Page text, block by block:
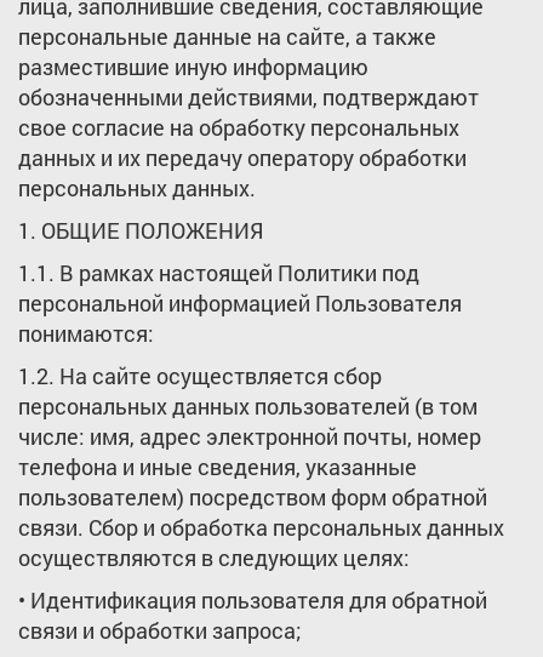
лица, заполнившие сведения, составляющие
персональные данные на сайте, а также
разместившие иную информацию
обозначенными действиями, подтверждают
свое согласие на обработку персональных
данных и их передачу оператору обработки
персональных данных.
1. ОБЩИЕ ПОЛОЖЕНИЯ
1.1. В рамках настоящей Политики под
персональной информацией Пользователя
понимаются:
1.2. На сайте осуществляется сбор
персональных данных пользователей (в том
числе: имя, адрес электронной почты, номер
телефона и иные сведения, указанные
пользователем) посредством форм обратной
связи. Сбор и обработка персональных данных
осуществляются в следующих целях:
• Идентификация пользователя для обратной
связи и обработки запроса;